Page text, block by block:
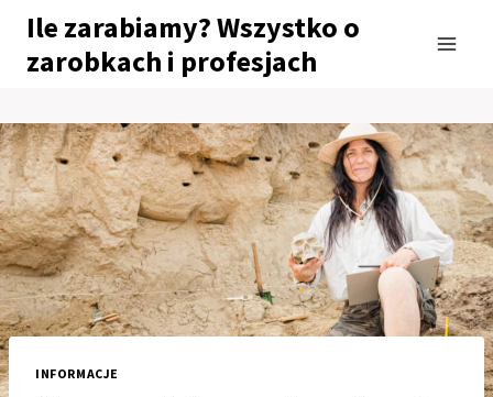
Przejdź
treści
Ile zarabiamy? Wszystko o
zarobkach i profesjach
INFORMACJE